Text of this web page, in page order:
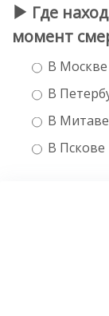
Где
момент
В Москве
В
В Митаве
В Пскове